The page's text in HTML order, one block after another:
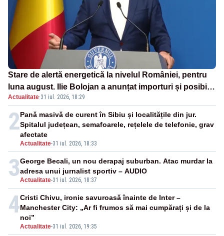
Stare de alertă energetică la nivelul României, pentru
luna august. Ilie Bolojan a anunțat importuri și posibile
restricții – VIDEO
Actualitate·31 iul. 2026, 18:29
2
Actualitate-31 iul. 2026, 18:33
Pană masivă de curent în Sibiu și localitățile din jur.
Spitalul județean, semafoarele, rețelele de telefonie, grav
afectate
3Actualitate-31 iul. 2026, 18:37
George Becali, un nou derapaj suburban. Atac murdar la
adresa unui jurnalist sportiv – AUDIO
4
Actualitate-31 iul. 2026, 19:35
Cristi Chivu, ironie savuroasă înainte de Inter –
Manchester City: „Ar fi frumos să mai cumpărați și de la
noi”